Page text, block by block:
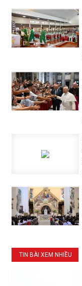
TIN BÀI XEM NHIỀU